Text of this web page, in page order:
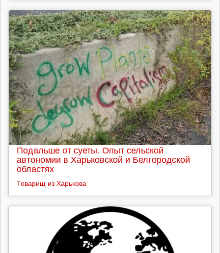
Подальше от суеты. Опыт сельской
автономии в Харьковской и Белгородской
областях
Товарищ из Харькова